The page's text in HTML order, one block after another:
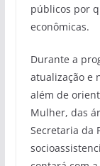
públicos por
econômicas.
Durante a
atualização e
além de
Mulher, das
Secretaria da